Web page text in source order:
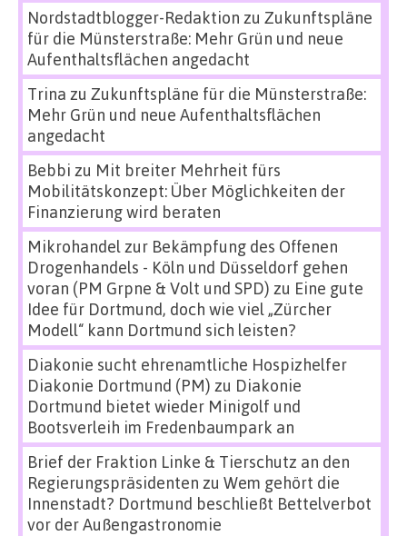
Nordstadtblogger-Redaktion zu Zukunftspläne
für die Münsterstraße: Mehr Grün und neue
Aufenthaltsflächen angedacht
Trina zu Zukunftspläne für die Münsterstraße:
Mehr Grün und neue Aufenthaltsflächen
angedacht
Bebbi zu Mit breiter Mehrheit fürs
Mobilitätskonzept: Über Möglichkeiten der
Finanzierung wird beraten
Mikrohandel zur Bekämpfung des Offenen
Drogenhandels - Köln und Düsseldorf gehen
voran (PM Grpne & Volt und SPD) zu Eine gute
Idee für Dortmund, doch wie viel „Zürcher
Modell“ kann Dortmund sich leisten?
Diakonie sucht ehrenamtliche Hospizhelfer
Diakonie Dortmund (PM) zu Diakonie
Dortmund bietet wieder Minigolf und
Bootsverleih im Fredenbaumpark an
Brief der Fraktion Linke & Tierschutz an den
Regierungspräsidenten zu Wem gehört die
Innenstadt? Dortmund beschließt Bettelverbot
vor der Außengastronomie